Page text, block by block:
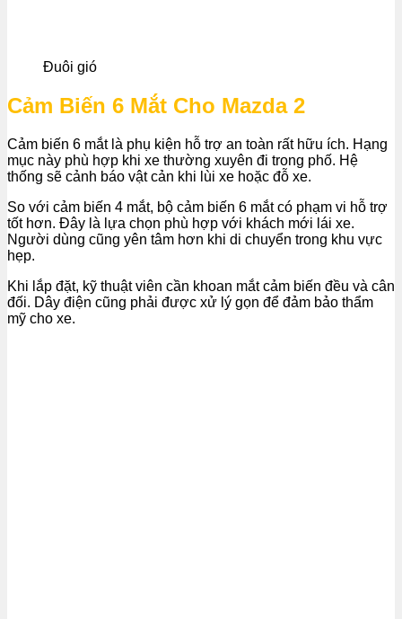
Đuôi gió
Cảm Biến 6 Mắt Cho Mazda 2
Cảm biến 6 mắt là phụ kiện hỗ trợ an toàn rất hữu ích. Hạng
mục này phù hợp khi xe thường xuyên đi trong phố. Hệ
thống sẽ cảnh báo vật cản khi lùi xe hoặc đỗ xe.
So với cảm biến 4 mắt, bộ cảm biến 6 mắt có phạm vi hỗ trợ
tốt hơn. Đây là lựa chọn phù hợp với khách mới lái xe.
Người dùng cũng yên tâm hơn khi di chuyển trong khu vực
hẹp.
Khi lắp đặt, kỹ thuật viên cần khoan mắt cảm biến đều và cân
đối. Dây điện cũng phải được xử lý gọn để đảm bảo thẩm
mỹ cho xe.